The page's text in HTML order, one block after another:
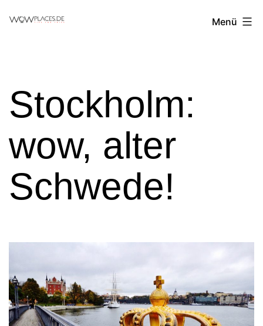
Reiseblog
Menü
Stockholm:
wow, alter
Schwede!